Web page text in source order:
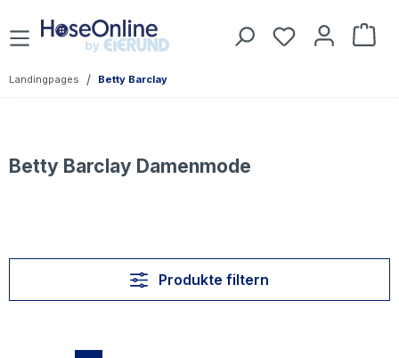
Zum Hauptinhalt springen Du hast 0
Landingpages / Betty Barclay
Betty Barclay Damenmode
Produkte filtern